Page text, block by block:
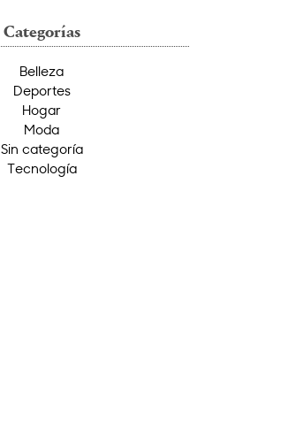
Categorías
Belleza
Deportes
Hogar
Moda
Sin categoría
Tecnología